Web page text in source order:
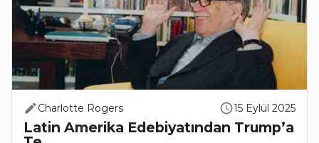
Charlotte Rogers 15 Eylül 2025
Latin Amerika Edebiyatından Trump’a